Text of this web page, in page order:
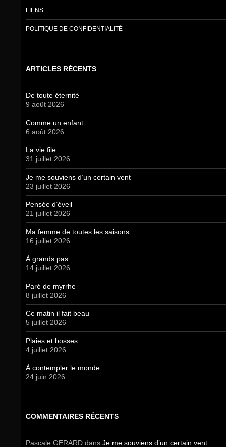
LIENS
POLITIQUE DE CONFIDENTIALITÉ
ARTICLES RÉCENTS
De toute éternité
9 août 2026
Comme un enfant
6 août 2026
La vie file
31 juillet 2026
Je me souviens d’un certain vent
23 juillet 2026
Pensée d’éveil
21 juillet 2026
Ma femme de toutes les saisons
16 juillet 2026
À grands pas
14 juillet 2026
Paré de myrrhe
8 juillet 2026
Ce matin il fait beau
5 juillet 2026
Plaies et bosses
4 juillet 2026
À contempler le monde
24 juin 2026
COMMENTAIRES RÉCENTS
Pascale GERARD dans Je me souviens d’un certain vent